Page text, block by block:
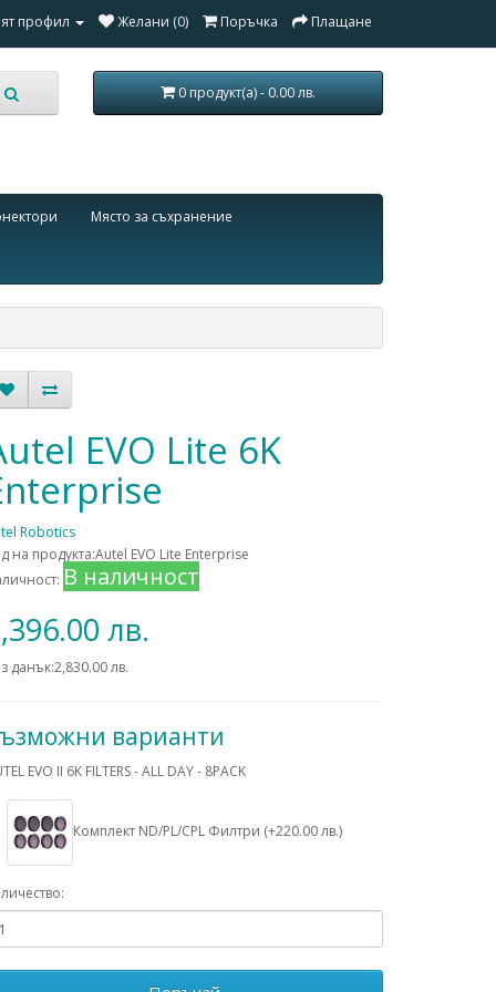
профил Желани (0) Поръчка Плащане
0 продукт(а) - 0.00 лв.
Място за съхранение
EVO Lite 6K
Robotics
на продукта:Autel EVO Lite Enterprise
В наличност
лв.
данък:2,830.00 лв.
варианти
EVO II 6K FILTERS - ALL DAY - 8PACK
Комплект ND/PL/CPL Филтри (+220.00 лв.)